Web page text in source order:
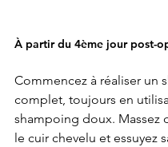
À partir du 4ème jour post-
Commencez à réaliser un
complet, toujours en
shampoing doux. Massez
le cuir chevelu et essuyez